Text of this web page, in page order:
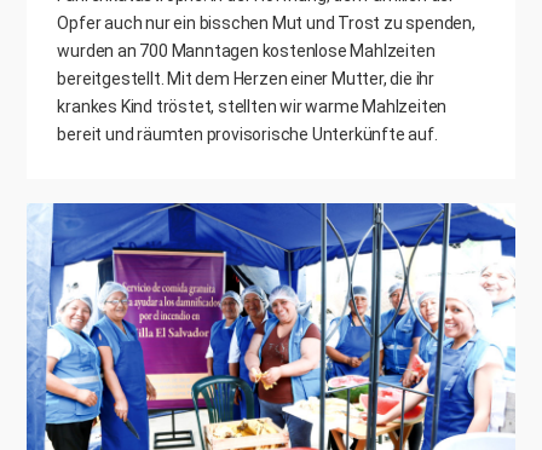
Opfer auch nur ein bisschen Mut und Trost zu spenden,
wurden an 700 Manntagen kostenlose Mahlzeiten
bereitgestellt. Mit dem Herzen einer Mutter, die ihr
krankes Kind tröstet, stellten wir warme Mahlzeiten
bereit und räumten provisorische Unterkünfte auf.